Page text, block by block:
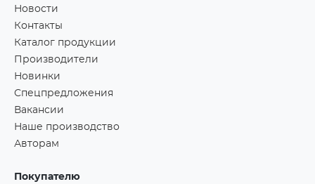
Новости
Контакты
Каталог продукции
Производители
Новинки
Спецпредложения
Вакансии
Наше производство
Авторам
Покупателю